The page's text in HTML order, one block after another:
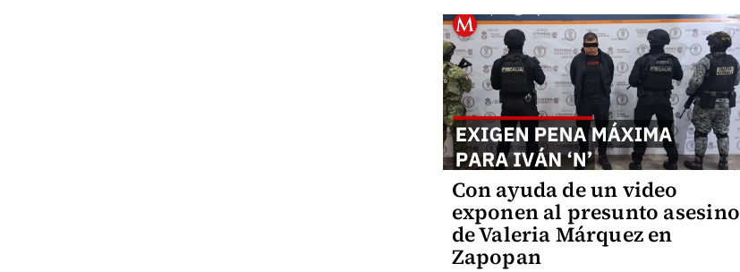
Con ayuda de un video
exponen al presunto asesino
de Valeria Márquez en
Zapopan